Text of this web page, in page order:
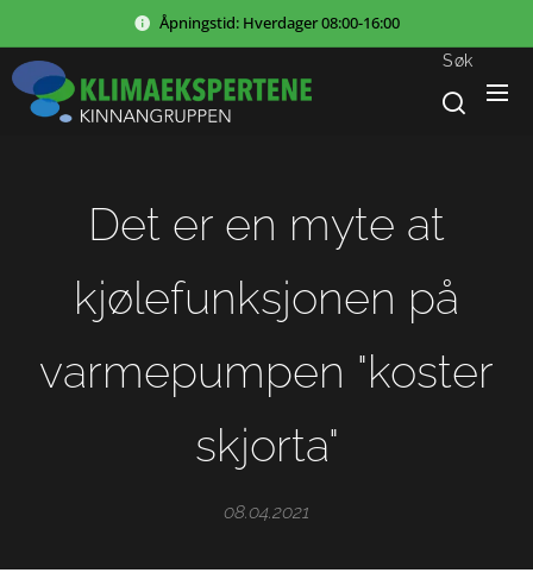
Åpningstid: Hverdager08:00-16:00
Søk
Det er en myte at
kjølefunksjonen på
varmepumpen "koster
skjorta"
08.04.2021